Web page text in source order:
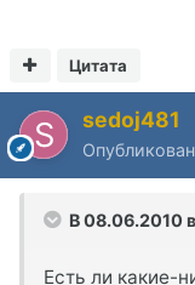
Цитата
sedoj481
В 08.06.2010
Есть ли какие-